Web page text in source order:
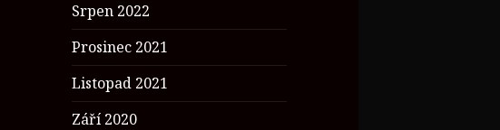
Srpen 2022
Prosinec 2021
Listopad 2021
Září 2020